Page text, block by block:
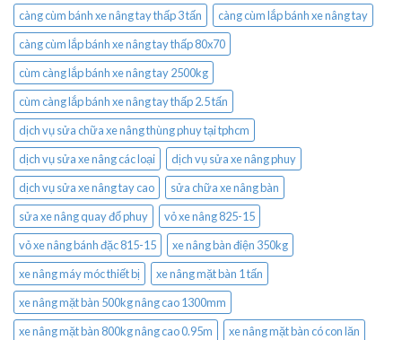
càng cùm bánh xe nâng tay thấp 3 tấn
càng cùm lắp bánh xe nâng tay
càng cùm lắp bánh xe nâng tay thấp 80x70
cùm càng lắp bánh xe nâng tay 2500kg
cùm càng lắp bánh xe nâng tay thấp 2.5 tấn
dịch vụ sửa chữa xe nâng thùng phuy tại tphcm
dịch vụ sửa xe nâng các loại
dịch vụ sửa xe nâng phuy
dịch vụ sửa xe nâng tay cao
sửa chữa xe nâng bàn
sửa xe nâng quay đổ phuy
vỏ xe nâng 825-15
vỏ xe nâng bánh đặc 815-15
xe nâng bàn điện 350kg
xe nâng máy móc thiết bị
xe nâng mặt bàn 1 tấn
xe nâng mặt bàn 500kg nâng cao 1300mm
xe nâng mặt bàn 800kg nâng cao 0.95m
xe nâng mặt bàn có con lăn